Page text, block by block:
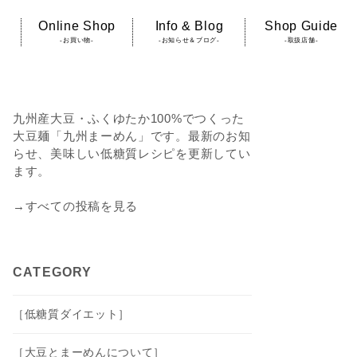
Online Shop
-お買い物-
Info & Blog
-お知らせ＆ブログ-
Shop Guide
-取扱店舗-
九州産大豆・ふくゆたか100%でつくった
大豆麺「九州まーめん」です。最新のお知
らせ、美味しい低糖質レシピを更新してい
ます。
→すべての投稿を見る
CATEGORY
［低糖質ダイエット］
［大豆とまーめんについて］